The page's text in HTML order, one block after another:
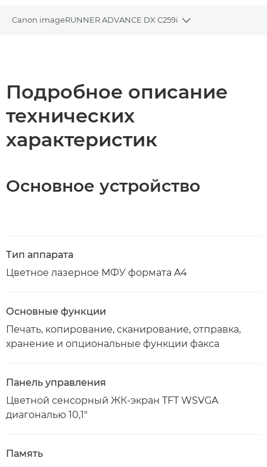
Canon imageRUNNER ADVANCE DX C259i
Toggle
Подробное описание
технических
характеристик
Основное устройство
Тип аппарата
Цветное лазерное МФУ формата A4
Основные функции
Печать, копирование, сканирование, отправка,
хранение и опциональные функции факса
Панель управления
Цветной сенсорный ЖК-экран TFT WSVGA
диагональю 10,1"
Память